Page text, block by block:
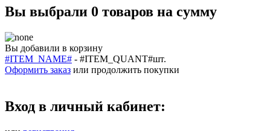
Вы выбрали 0 товаров на сумму
Вы добавили в корзину
#ITEM_NAME# - #ITEM_QUANT#шт.
Оформить заказ или продолжить покупки
Вход в личный кабинет: